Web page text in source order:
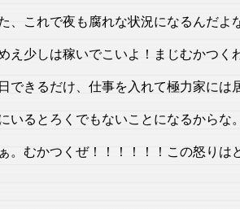
、これで夜も腐れな状況になるんだよ
え少しは稼いでこいよ！まじむかつ
できるだけ、仕事を入れて極力家には
いるとろくでもないことになるからな
。むかつくぜ！！！！！！この怒りは